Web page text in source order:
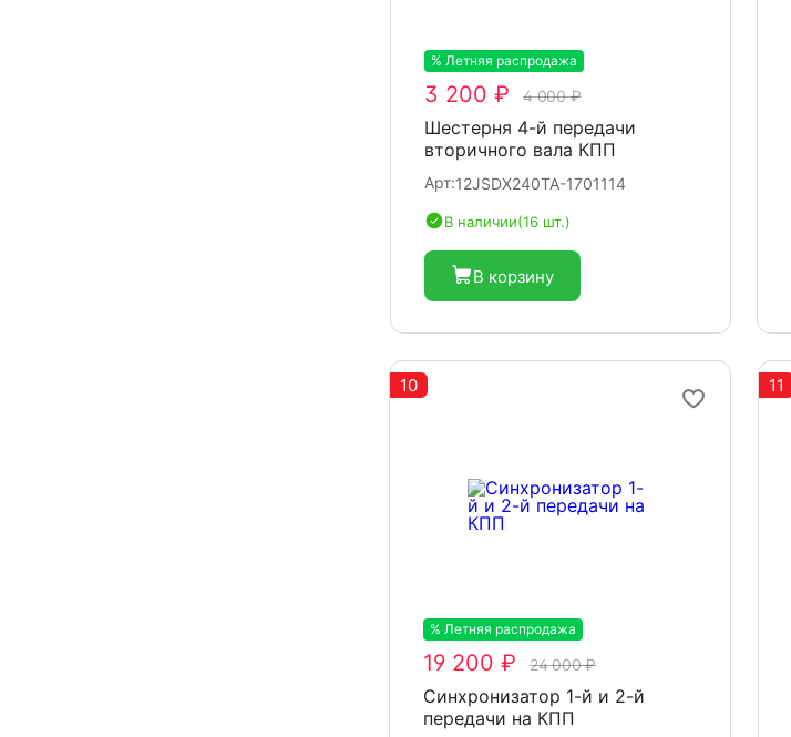
% Летняя распродажа
3 200 ₽ 4 000 ₽
Шестерня 4-й передачи
вторичного вала КПП
Арт:12JSDX240TA-1701114
В наличии(16 шт.)
В корзину
10
% Летняя распродажа
19 200 ₽ 24 000 ₽
Синхронизатор 1-й и 2-й
передачи на КПП
11